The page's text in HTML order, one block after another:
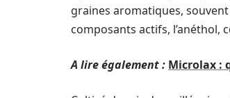
graines aromatiques,
composants actifs, l’anéthol,
A lire également : Microlax :